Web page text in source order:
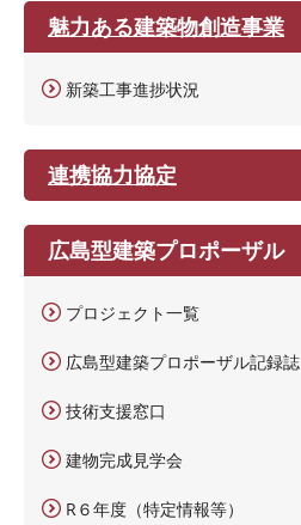
魅力ある建築物創造事業
新築工事進捗状況
連携協力協定
広島型建築プロポーザル
プロジェクト一覧
広島型建築プロポーザル記録誌
技術支援窓口
建物完成見学会
R６年度（特定情報等）